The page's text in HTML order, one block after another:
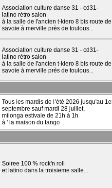
Association culture danse 31 - cd31-
latino rétro salon
à la salle de l'ancien t-kiero 8 bis route de
savoie à merville près de toulous...
Association culture danse 31 - cd31-
latino rétro salon
à la salle de l'ancien t-kiero 8 bis route de
savoie à merville près de toulous...
Tous les mardis de l’été 2026 jusqu'au
septembre sauf mardi 28 juillet,
milonga estivale de 21h à 1h
à ' la maison du tango ...
Soiree 100 % rock'n roll
et latino dans la troisieme salle...